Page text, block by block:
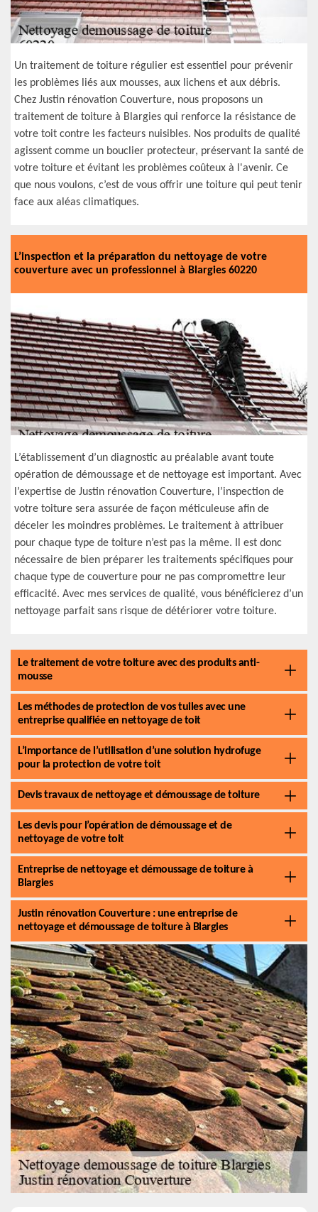
Un traitement de toiture régulier est essentiel pour prévenir
les problèmes liés aux mousses, aux lichens et aux débris.
Chez Justin rénovation Couverture, nous proposons un
traitement de toiture à Blargies qui renforce la résistance de
votre toit contre les facteurs nuisibles. Nos produits de qualité
agissent comme un bouclier protecteur, préservant la santé de
votre toiture et évitant les problèmes coûteux à l'avenir. Ce
que nous voulons, c’est de vous offrir une toiture qui peut tenir
face aux aléas climatiques.
L’inspection et la préparation du nettoyage de votre
couverture avec un professionnel à Blargies 60220
L’établissement d’un diagnostic au préalable avant toute
opération de démoussage et de nettoyage est important. Avec
l’expertise de Justin rénovation Couverture, l’inspection de
votre toiture sera assurée de façon méticuleuse afin de
déceler les moindres problèmes. Le traitement à attribuer
pour chaque type de toiture n’est pas la même. Il est donc
nécessaire de bien préparer les traitements spécifiques pour
chaque type de couverture pour ne pas compromettre leur
efficacité. Avec mes services de qualité, vous bénéficierez d’un
nettoyage parfait sans risque de détériorer votre toiture.
Le traitement de votre toiture avec des produits anti-
mousse
Les méthodes de protection de vos tuiles avec une
entreprise qualifiée en nettoyage de toit
L’importance de l’utilisation d’une solution hydrofuge
pour la protection de votre toit
Devis travaux de nettoyage et démoussage de toiture
Les devis pour l’opération de démoussage et de
nettoyage de votre toit
Entreprise de nettoyage et démoussage de toiture à
Blargies
Justin rénovation Couverture : une entreprise de
nettoyage et démoussage de toiture à Blargies